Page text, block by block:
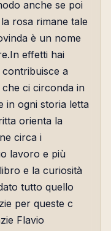
anche se poi
rosa rimane tale
è un nome
effetti hai
a
ci circonda in
in ogni storia letta
orienta la
circa i
lavoro e più
e la curiosità
tutto quello
per queste c
Flavio